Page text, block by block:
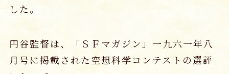
した。
円谷監督は、「ＳＦマガジン」一九六一年八
月号に掲載された空想科学コンテストの選評